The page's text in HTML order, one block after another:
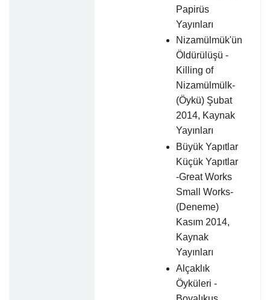
Papirüs
Yayınları
Nizamülmük'ün
Öldürülüşü -
Killing of
Nizamülmülk-
(Öykü) Şubat
2014, Kaynak
Yayınları
Büyük Yapıtlar
Küçük Yapıtlar
-Great Works
Small Works-
(Deneme)
Kasım 2014,
Kaynak
Yayınları
Alçaklık
Öyküleri -